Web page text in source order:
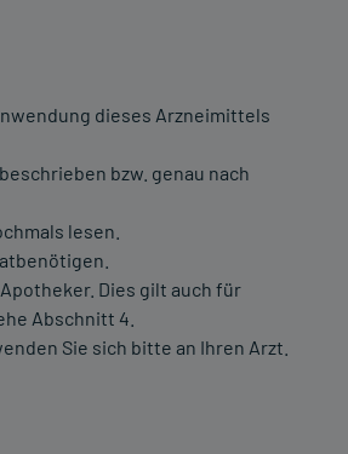
dieses Arzneimittels
bzw. genau nach
lesen.
Dies gilt auch für
Abschnitt 4.
Sie sich bitte an Ihren Arzt.